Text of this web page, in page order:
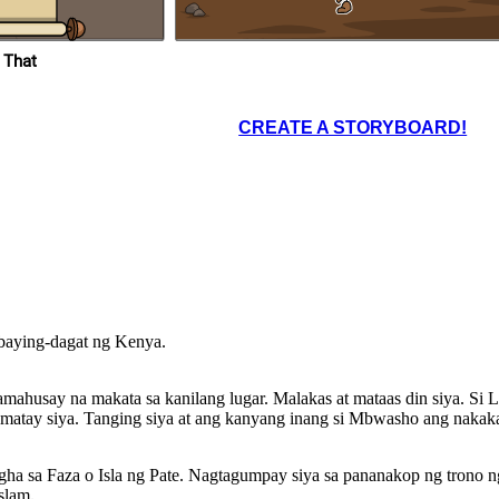
na naman siyang nakatakas.
Delta at
nakatakas.
That
CREATE A STORYBOARD!
dagat ng Kenya.
na makata sa kanilang lugar. Malakas at mataas din siya. Si
siya . Tanging siya at ang kanyang inang si Mbwasho ang
sa Faza o Isla ng Pate. Nagtagumpay siya sa pananakop ng trono